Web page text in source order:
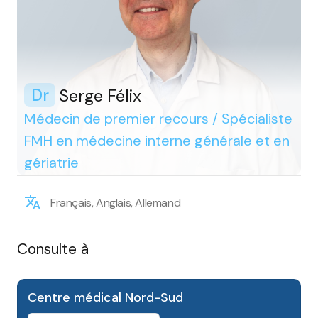
Dr Serge Félix
Médecin de premier recours / Spécialiste
FMH en médecine interne générale et en
gériatrie
Français, Anglais, Allemand
Consulte à
Centre médical Nord-Sud